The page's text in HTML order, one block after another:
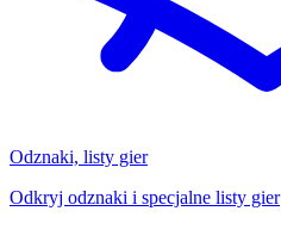
Odznaki, listy gier
Odkryj odznaki i specjalne listy gier